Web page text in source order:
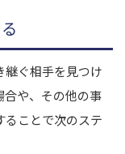
継ぐ相手を見つけ
合や、その他の事
ることで次のステ